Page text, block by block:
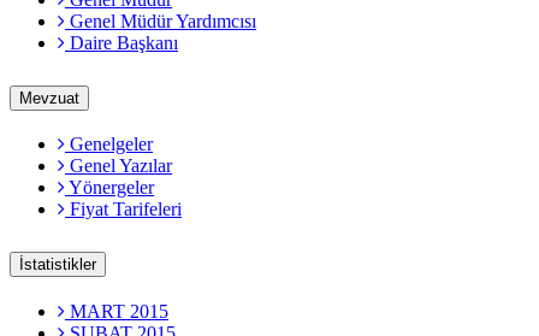
Genel Müdür Yardımcısı
Daire Başkanı
Mevzuat
Genelgeler
Genel Yazılar
Yönergeler
Fiyat Tarifeleri
İstatistikler
MART 2015